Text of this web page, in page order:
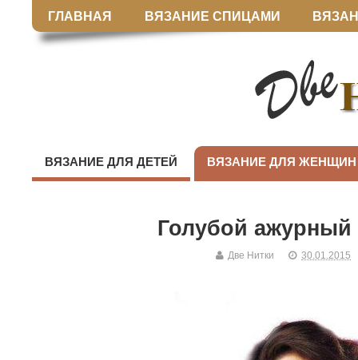
ГЛАВНАЯ ВЯЗАНИЕ СПИЦАМИ
ВЯЗАНИЕ ДЛЯ ДЕТЕЙ ВЯЗАНИЕ ДЛЯ ЖЕНЩИН
Голубой
Две Нитки 30.01.2015